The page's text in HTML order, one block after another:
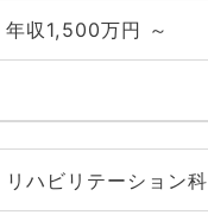
年収1,500万円 ～
リハビリテーション科